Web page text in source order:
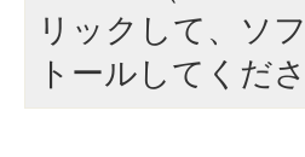
リックして、ソ
トールしてくださ